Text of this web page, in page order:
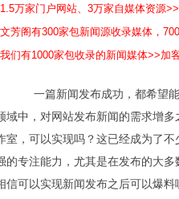
1.5万家门户网站、3万家自媒体资源
文芳阁有300家包新闻源收录媒体，
我们有1000家包收录的新闻媒体>>加
一篇新闻发布成功，都希望能
域中，对网站发布新闻的需求增
室，可以实现吗？这已经成为了
的专注能力，尤其是在发布的大
信可以实现新闻发布之后可以爆料